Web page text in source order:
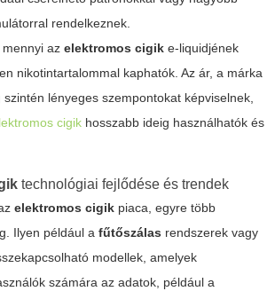
rendelkeznek.
az elektromos cigik e-liquidjének
nikotintartalommal kaphatók. Az ár, a márka
lényeges szempontokat képviselnek,
cigik hosszabb ideig használhatók és
technológiai fejlődése és trendek
elektromos cigik piaca, egyre több
Ilyen például a fűtőszálas rendszerek vagy
modellek, amelyek
számára az adatok, például a